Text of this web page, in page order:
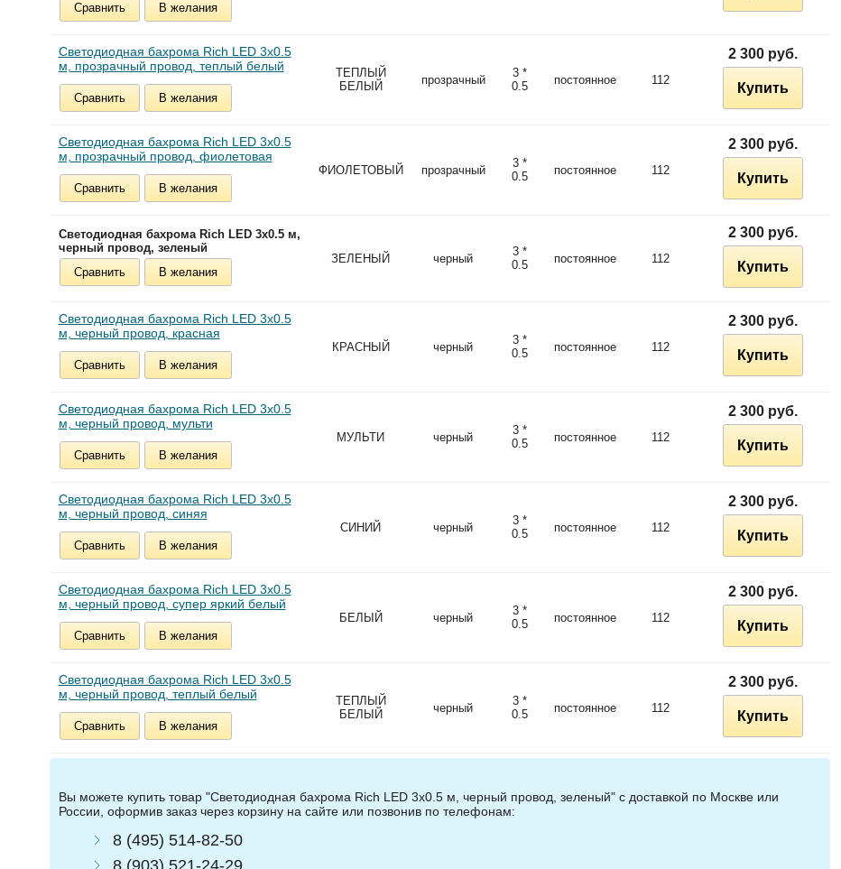
Сравнить В желания
Светодиодная бахрома Rich LED 3х0.5
м, прозрачный провод, теплый белый
Сравнить В желания
ТЕПЛЫЙ
БЕЛЫЙ
прозрачный
3 *
0.5
постоянное 112
2 300 руб.
Купить
Светодиодная бахрома Rich LED 3х0.5
м, прозрачный провод, фиолетовая
Сравнить В желания
ФИОЛЕТОВЫЙ прозрачный
3 *
0.5
постоянное 112
2 300 руб.
Купить
Светодиодная бахрома Rich LED 3х0.5 м,
черный провод, зеленый
Сравнить
В желания
ЗЕЛЕНЫЙ черный
3 *
0.5
постоянное 112
2 300 руб.
Купить
Светодиодная бахрома Rich LED 3х0.5
м, черный провод, красная
Сравнить В желания
КРАСНЫЙ черный
3 *
0.5
постоянное 112
2 300 руб.
Купить
Светодиодная бахрома Rich LED 3х0.5
м, черный провод, мульти
Сравнить В желания
МУЛЬТИ черный
3 *
0.5
постоянное 112
2 300 руб.
Купить
Светодиодная бахрома Rich LED 3х0.5
м, черный провод, синяя
Сравнить В желания
СИНИЙ черный
3 *
0.5
постоянное 112
2 300 руб.
Купить
Светодиодная бахрома Rich LED 3х0.5
м, черный провод, супер яркий белый
Сравнить В желания
БЕЛЫЙ черный
3 *
0.5
постоянное 112
2 300 руб.
Купить
Светодиодная бахрома Rich LED 3х0.5
м, черный провод, теплый белый
Сравнить В желания
ТЕПЛЫЙ
БЕЛЫЙ
черный
3 *
0.5
постоянное 112
2 300 руб.
Купить
Вы можете купить товар "Светодиодная бахрома Rich LED 3х0.5 м, черный провод, зеленый" с доставкой по Москве или
России, оформив заказ через корзину на сайте или позвонив по телефонам:
8 (495) 514-82-50